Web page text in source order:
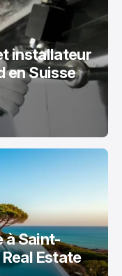
installateur
en Suisse
à Saint-
Estate